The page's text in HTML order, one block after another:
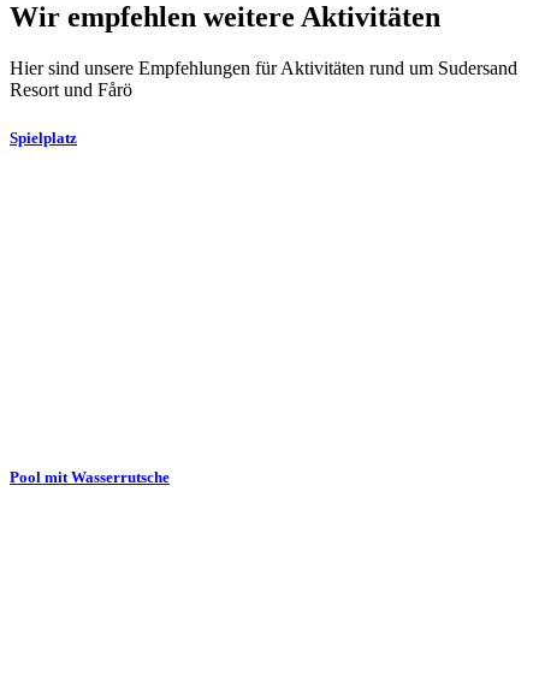
Wir empfehlen weitere Aktivitäten
Hier sind unsere Empfehlungen für Aktivitäten rund um Sudersand
Resort und Fårö
Spielplatz
Pool mit Wasserrutsche